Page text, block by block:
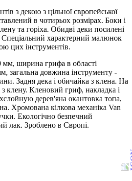
з декою з цільної європейської
в чотирьох розмірах. Боки і
та горіха. Обидві деки посилені
характерний малюнок
цих інструментів.
мм, ширина грифа в області
загальна довжина інструменту -
Задня дека і обичайка з клена. На
з клену. Кленовий гриф, накладка і
дерев'яна окантовка топа,
Хромована кілкова механіка Van
Екологічно безпечний
лак. Зроблено в Європі.